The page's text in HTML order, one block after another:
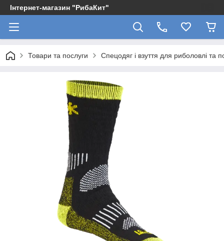
Інтернет-магазин "РибаКит"
Товари та послуги Спецодяг і взуття для риболовлі та